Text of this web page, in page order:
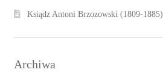
Ksiądz Antoni Brzozowski (1809-1885)
Archiwa